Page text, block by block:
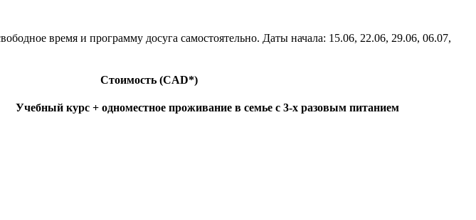
время и программу досуга самостоятельно. Даты начала: 15.06, 22.06, 29.06, 06.07,
Стоимость (CAD*)
Учебный курс + одноместное проживание в семье с 3-х разовым питанием